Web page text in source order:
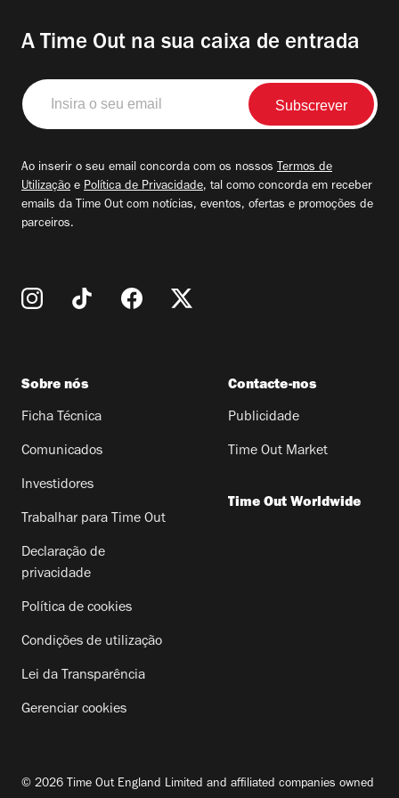
A Time Out na sua caixa de entrada
Insira
o
seu
Ao inserir o seu email concorda com os nossos Termos de
Utilização e Política de Privacidade, tal como concorda em receber
emails da Time Out com notícias, eventos, ofertas e promoções de
parceiros.
Sobre nós
Ficha Técnica
Comunicados
Investidores
Trabalhar para Time Out
Declaração de
privacidade
Política de cookies
Condições de utilização
Lei da Transparência
Gerenciar cookies
Contacte-nos
Publicidade
Time Out Market
Time Out Worldwide
© 2026 Time Out England Limited and affiliated companies owned